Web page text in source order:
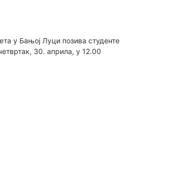
у Бањој Луци позива студенте
30. априла, у 12.00